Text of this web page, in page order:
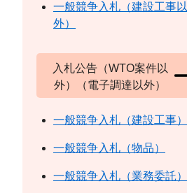
一般競争入札（建設工事以
外）
入札公告（WTO案件以
外）（電子調達以外）
一般競争入札（建設工事）
一般競争入札（物品）
一般競争入札（業務委託）